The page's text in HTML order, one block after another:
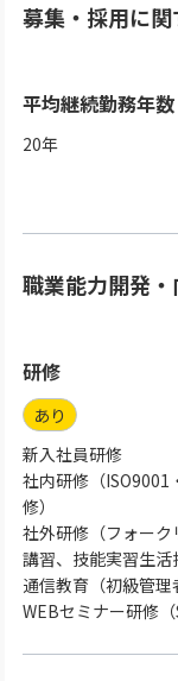
募集・採用に
平均継続勤務年数
20年
職業能力開発
研修
あり
新入社員研修
社内研修（ISO9001
修）
社外研修（フォーク
講習、技能実習生活
通信教育（初級管理
WEBセミナー研修（